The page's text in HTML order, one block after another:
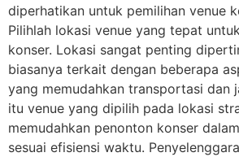
diperhatikan untuk pemilihan venue
Pilihlah lokasi venue yang tepat
konser. Lokasi sangat penting
biasanya terkait dengan beberapa
yang memudahkan transportasi dan
itu venue yang dipilih pada lokasi
memudahkan penonton konser
sesuai efisiensi waktu.